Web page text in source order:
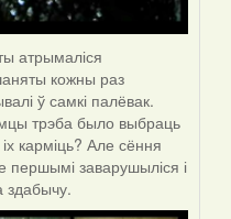
атрымаліся
кожны раз
ў самкі палёвак.
трэба было выбраць
карміць? Але сёння
заварушыліся і
здабычу.